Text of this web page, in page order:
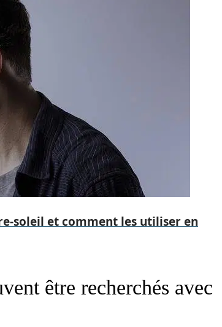
soleil et comment les utiliser en
être recherchés avec